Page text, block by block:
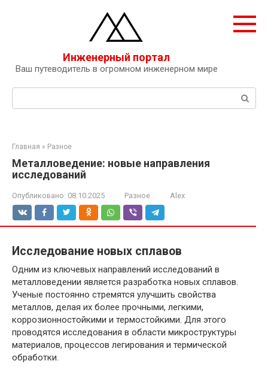
Инженерный портал
Ваш путеводитель в огромном инженерном мире
Поиск:
Главная » Разное
Металловедение: новые направления
исследований
Опубликовано: 08.10.2025 Разное Alex
Исследование новых сплавов
Одним из ключевых направлений исследований в
металловедении является разработка новых сплавов.
Ученые постоянно стремятся улучшить свойства
металлов, делая их более прочными, легкими,
коррозионностойкими и термостойкими. Для этого
проводятся исследования в области микроструктуры
материалов, процессов легирования и термической
обработки.